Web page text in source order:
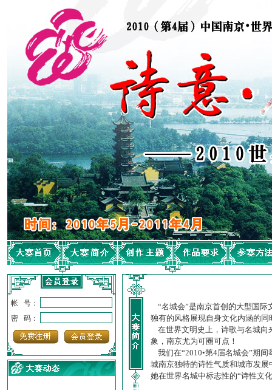
帐 号：
密 码：
“名城会”是南京首创的大型国际
独有的风格展现自身文化内涵的
在世界文明史上，诗歌与名城向
象，南京尤为可圈可点！
我们在“2010•第4届名城会”期
城南京独特的诗性气质和城市发
她在世界名城中标志性的“诗性文